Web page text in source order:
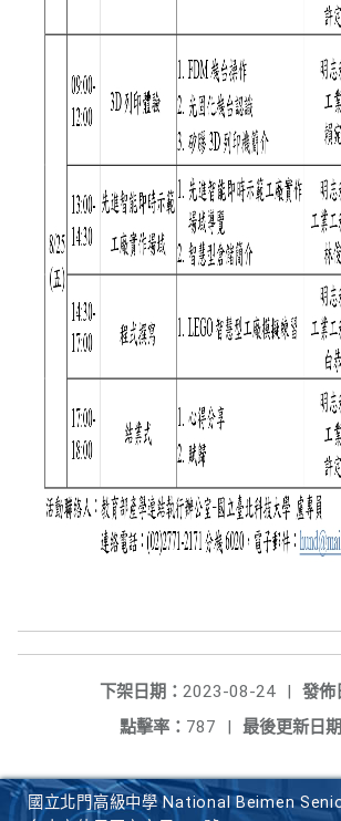
發佈
下架日期： 2023-08-24
|
最後更新日期
點擊率： 787 |
國立北門高級中學 National Beimen